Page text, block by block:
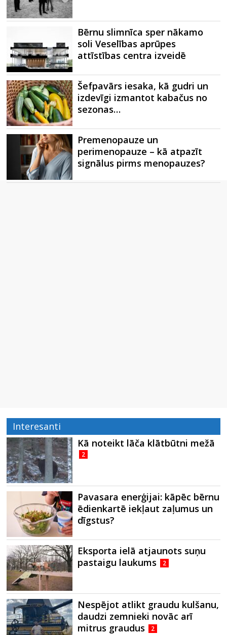
Bērnu slimnīca sper nākamo
soli Veselības aprūpes
attīstības centra izveidē
Šefpavārs iesaka, kā gudri un
izdevīgi izmantot kabačus no
sezonas…
Premenopauze un
perimenopauze – kā atpazīt
signālus pirms menopauzes?
Interesanti
Kā noteikt lāča klātbūtni mežā
2
Pavasara enerģijai: kāpēc bērnu
ēdienkartē iekļaut zaļumus un
dīgstus?
Eksporta ielā atjaunots suņu
pastaigu laukums
2
Nespējot atlikt graudu kulšanu,
daudzi zemnieki novāc arī
mitrus graudus
2